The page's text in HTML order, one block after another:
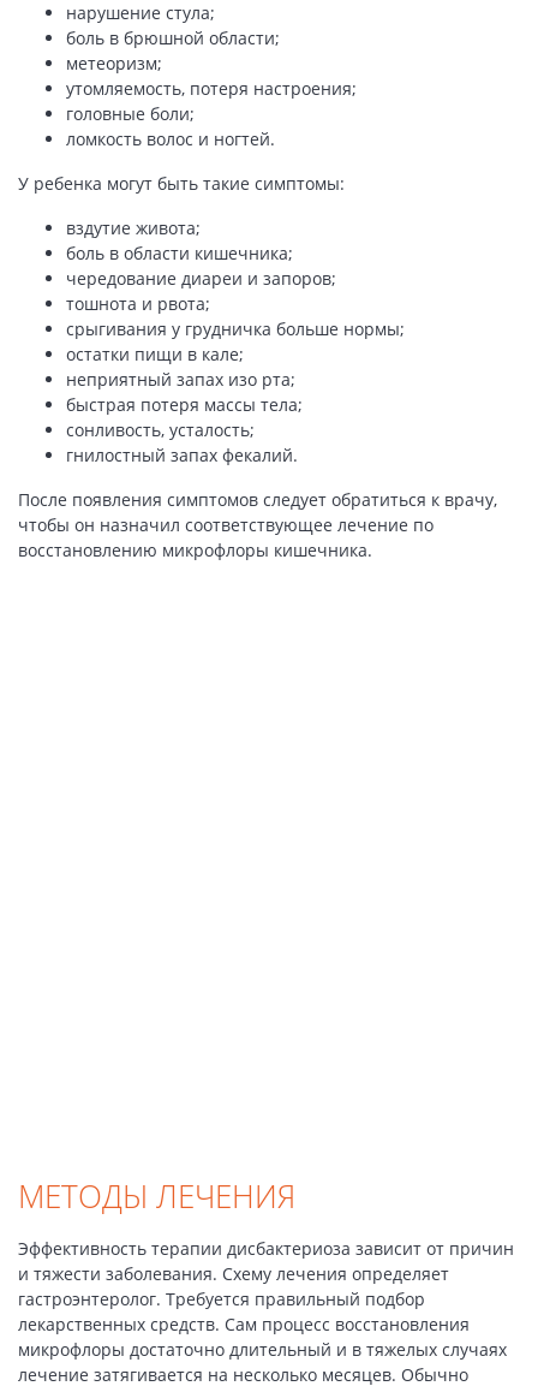
нарушение стула;
боль в брюшной области;
метеоризм;
утомляемость, потеря настроения;
головные боли;
ломкость волос и ногтей.
У ребенка могут быть такие симптомы:
вздутие живота;
боль в области кишечника;
чередование диареи и запоров;
тошнота и рвота;
срыгивания у грудничка больше нормы;
остатки пищи в кале;
неприятный запах изо рта;
быстрая потеря массы тела;
сонливость, усталость;
гнилостный запах фекалий.
После появления симптомов следует обратиться к врачу,
чтобы он назначил соответствующее лечение по
восстановлению микрофлоры кишечника.
МЕТОДЫ ЛЕЧЕНИЯ
Эффективность терапии дисбактериоза зависит от причин
и тяжести заболевания. Схему лечения определяет
гастроэнтеролог. Требуется правильный подбор
лекарственных средств. Сам процесс восстановления
микрофлоры достаточно длительный и в тяжелых случаях
лечение затягивается на несколько месяцев. Обычно